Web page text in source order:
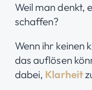
Weil man denkt,
schaffen?
Wenn ihr keinen
das auflösen
dabei, Klarheit